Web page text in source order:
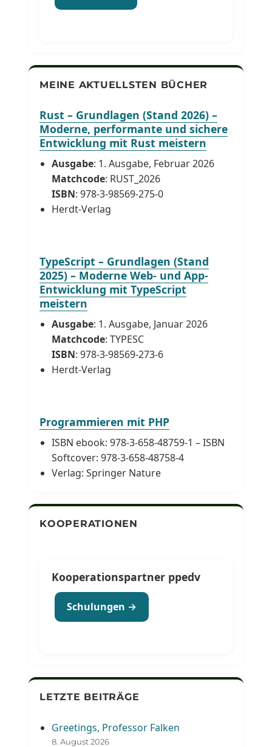
MEINE AKTUELLSTEN BÜCHER
Rust – Grundlagen (Stand 2026) –
Moderne, performante und sichere
Entwicklung mit Rust meistern
Ausgabe: 1. Ausgabe, Februar 2026
Matchcode: RUST_2026
ISBN: 978-3-98569-275-0
Herdt-Verlag
TypeScript – Grundlagen (Stand
2025) – Moderne Web- und App-
Entwicklung mit TypeScript
meistern
Ausgabe: 1. Ausgabe, Januar 2026
Matchcode: TYPESC
ISBN: 978-3-98569-273-6
Herdt-Verlag
Programmieren mit PHP
ISBN ebook: 978-3-658-48759-1 – ISBN
Softcover: 978-3-658-48758-4
Verlag: Springer Nature
KOOPERATIONEN
Kooperationspartner ppedv
Schulungen →
LETZTE BEITRÄGE
Greetings, Professor Falken
8. August 2026